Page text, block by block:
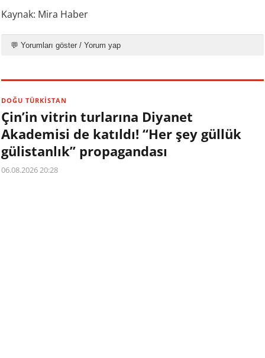
Kaynak: Mira Haber
💬 Yorumları göster / Yorum yap
DOĞU TÜRKİSTAN
Çin’in vitrin turlarına Diyanet
Akademisi de katıldı! “Her şey güllük
gülistanlık” propagandası
06.08.2026 20:28